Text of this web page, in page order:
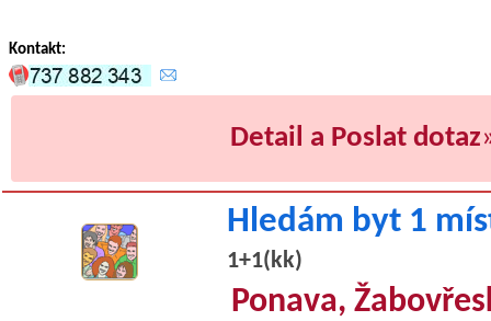
Kontakt:
Detail a Poslat dotaz
Hledám byt 1
1+1(kk)
Ponava,